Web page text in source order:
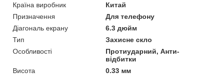
Країна виробник
Китай
Призначення
Для телефону
Діагональ екрану
6.3 дюйм
Тип
Захисне скло
Особливості
Протиударний, Анти-
відбитки
Висота
0.33 мм